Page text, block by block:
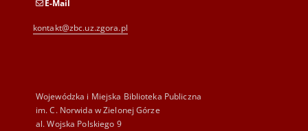
E-Mail
kontakt@zbc.uz.zgora.pl
Wojewódzka i Miejska Biblioteka Publiczna
im. C. Norwida w Zielonej Górze
al. Wojska Polskiego 9